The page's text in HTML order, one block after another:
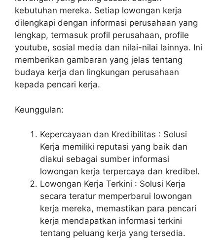
kebutuhan mereka. Setiap lowongan kerja
dilengkapi dengan informasi perusahaan yang
lengkap, termasuk profil perusahaan, profile
youtube, sosial media dan nilai-nilai lainnya. Ini
memberikan gambaran yang jelas tentang
budaya kerja dan lingkungan perusahaan
kepada pencari kerja.
Keunggulan:
Kepercayaan dan Kredibilitas : Solusi
Kerja memiliki reputasi yang baik dan
diakui sebagai sumber informasi
lowongan kerja terpercaya dan kredibel.
Lowongan Kerja Terkini : Solusi Kerja
secara teratur memperbarui lowongan
kerja mereka, memastikan para pencari
kerja mendapatkan informasi terkini
tentang peluang kerja yang tersedia.